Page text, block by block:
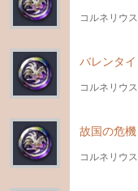
コルネリウ
バレンタ
コルネリウ
故国の危機
コルネリウ